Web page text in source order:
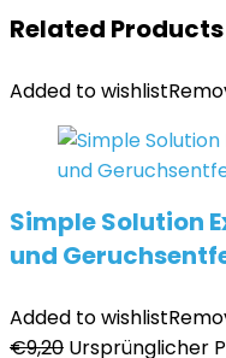
Related Products
Added to wishlist
Simple Solution
und
Added to wishlist
€9,20 Ursprünglicher